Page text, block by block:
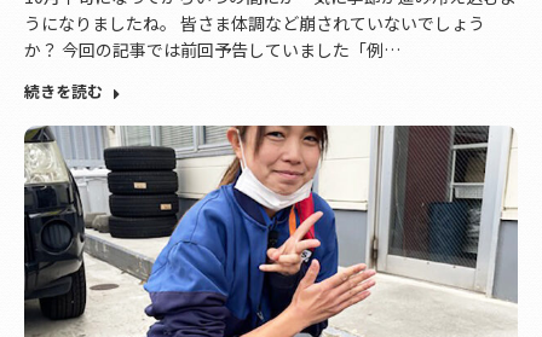
うになりましたね。 皆さま体調など崩されていないでしょう
か？ 今回の記事では前回予告していました「例…
続きを読む